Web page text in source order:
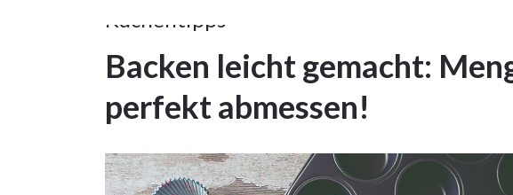
17
NOV.
Küchentipps
Backen leicht gemacht:
perfekt abmessen!